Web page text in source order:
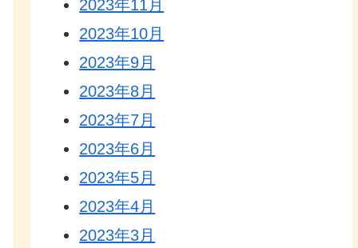
2023年11月
2023年10月
2023年9月
2023年8月
2023年7月
2023年6月
2023年5月
2023年4月
2023年3月